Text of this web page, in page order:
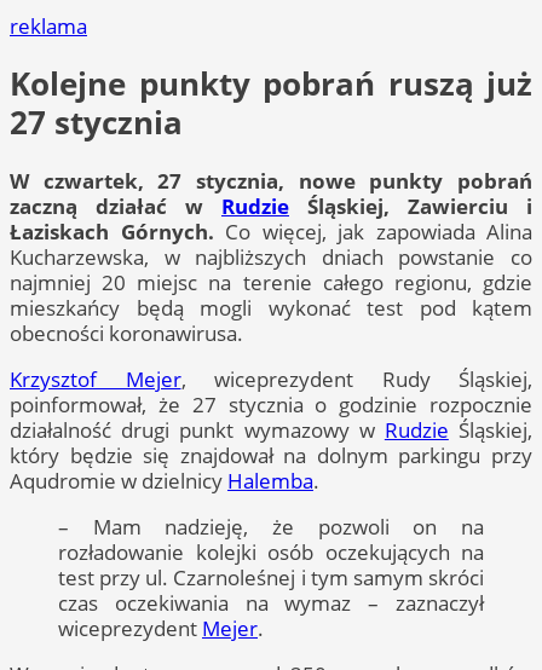
reklama
Kolejne punkty pobrań ruszą już
27 stycznia
W czwartek, 27 stycznia, nowe punkty pobrań
zaczną działać w Rudzie Śląskiej, Zawierciu i
Łaziskach Górnych. Co więcej, jak zapowiada Alina
Kucharzewska, w najbliższych dniach powstanie co
najmniej 20 miejsc na terenie całego regionu, gdzie
mieszkańcy będą mogli wykonać test pod kątem
obecności koronawirusa.
Krzysztof Mejer, wiceprezydent Rudy Śląskiej,
poinformował, że 27 stycznia o godzinie rozpocznie
działalność drugi punkt wymazowy w Rudzie Śląskiej,
który będzie się znajdował na dolnym parkingu przy
Aqudromie w dzielnicy Halemba.
– Mam nadzieję, że pozwoli on na
rozładowanie kolejki osób oczekujących na
test przy ul. Czarnoleśnej i tym samym skróci
czas oczekiwania na wymaz – zaznaczył
wiceprezydent Mejer.